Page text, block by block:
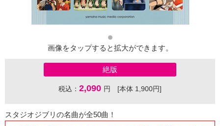
画像をタップすると拡大ができます。
絶版
税込： 2,090 円 [本体 1,900円]
スタジオジブリの名曲が全50曲！